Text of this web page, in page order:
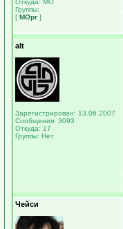
Откуда: МО
Группы:
[ МОрг ]
alt
Зарегистрирован: 13.06.2007
Сообщения: 3093
Откуда: 17
Группы: Нет
Чейси